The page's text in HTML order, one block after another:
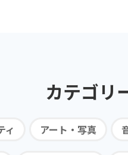
カテゴリ
ィ アート・写真